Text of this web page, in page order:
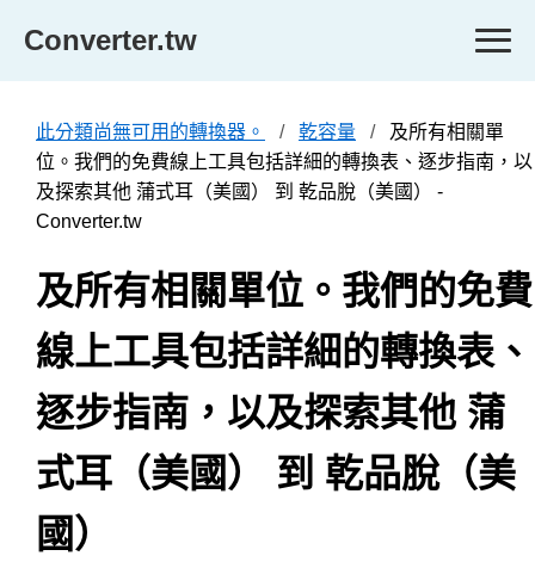
Converter.tw
此分類尚無可用的轉換器。 乾容量
及所有相關單
位。我們的免費線上工具包括詳細的轉換表、逐步指南，以
及探索其他 蒲式耳（美國） 到 乾品脫（美國） -
Converter.tw
及所有相關單位。我們的免費
線上工具包括詳細的轉換表、
逐步指南，以及探索其他 蒲
式耳（美國） 到 乾品脫（美
國）